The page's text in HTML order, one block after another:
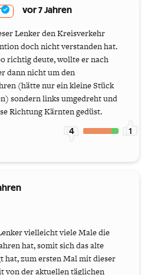
vor 7 Jahren
Lenker den Kreisverkehr
doch nicht verstanden hat.
richtig deute, wollte er nach
dann nicht um den
(hätte nur ein kleine Stück
sondern links umgedreht und
Richtung Kärnten gedüst.
4 1
vielleicht viele Male die
hat, somit sich das alte
hat, zum ersten Mal mit dieser
von der aktuellen täglichen